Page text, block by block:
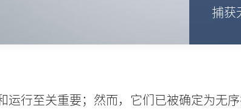
捕获
运行至关重要；然而，它们已被确定为无